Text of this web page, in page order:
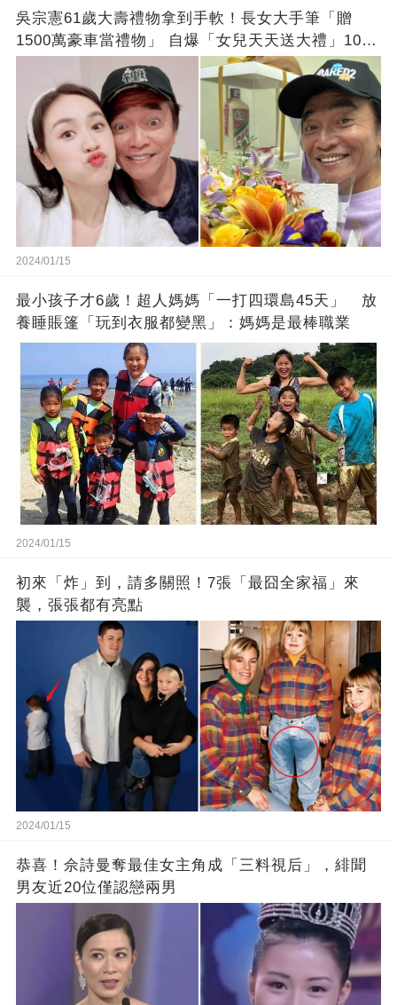
吳宗憲61歲大壽禮物拿到手軟！長女大手筆「贈
1500萬豪車當禮物」 自爆「女兒天天送大禮」10年
徒弟也不甘示弱!
2024/01/15
最小孩子才6歲！超人媽媽「一打四環島45天」 放
養睡賬篷「玩到衣服都變黑」：媽媽是最棒職業
2024/01/15
初來「炸」到，請多關照！7張「最囧全家福」來
襲，張張都有亮點
2024/01/15
恭喜！佘詩曼奪最佳女主角成「三料視后」，緋聞
男友近20位僅認戀兩男